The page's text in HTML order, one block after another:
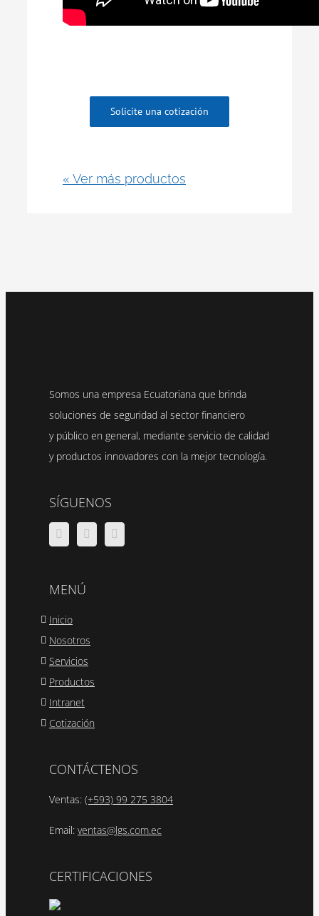
Solicite una cotización
« Ver más productos
Somos una empresa Ecuatoriana que brinda
soluciones de seguridad al sector financiero
y público en general, mediante servicio de calidad
y productos innovadores con la mejor tecnología.
SÍGUENOS
MENÚ
Inicio
Nosotros
Servicios
Productos
Intranet
Cotización
CONTÁCTENOS
Ventas: (+593) 99 275 3804
Email: ventas@lgs.com.ec
CERTIFICACIONES